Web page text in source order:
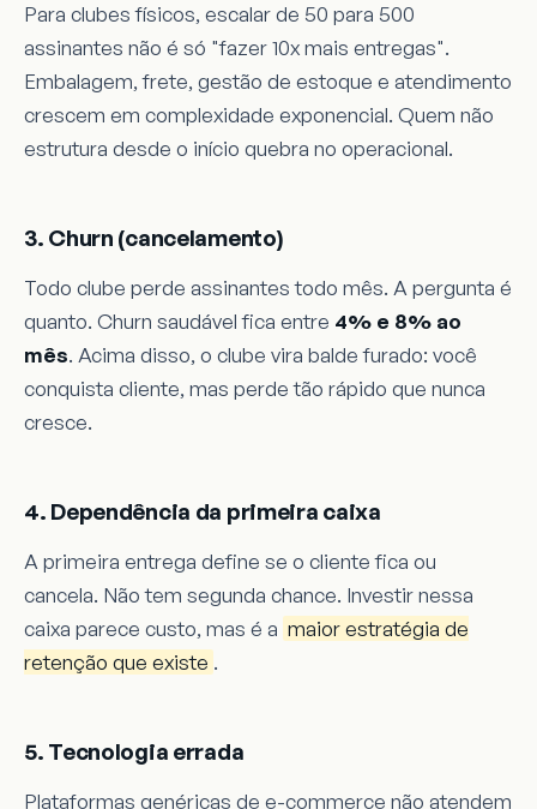
Para clubes físicos, escalar de 50 para 500
assinantes não é só "fazer 10x mais entregas".
Embalagem, frete, gestão de estoque e atendimento
crescem em complexidade exponencial. Quem não
estrutura desde o início quebra no operacional.
3. Churn (cancelamento)
Todo clube perde assinantes todo mês. A pergunta é
quanto. Churn saudável fica entre 4% e 8% ao
mês. Acima disso, o clube vira balde furado: você
conquista cliente, mas perde tão rápido que nunca
cresce.
4. Dependência da primeira caixa
A primeira entrega define se o cliente fica ou
cancela. Não tem segunda chance. Investir nessa
caixa parece custo, mas é a maior estratégia de
retenção que existe .
5. Tecnologia errada
Plataformas genéricas de e-commerce não atendem